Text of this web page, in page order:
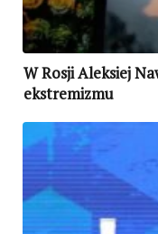
W Rosji Aleksiej
ekstremizmu